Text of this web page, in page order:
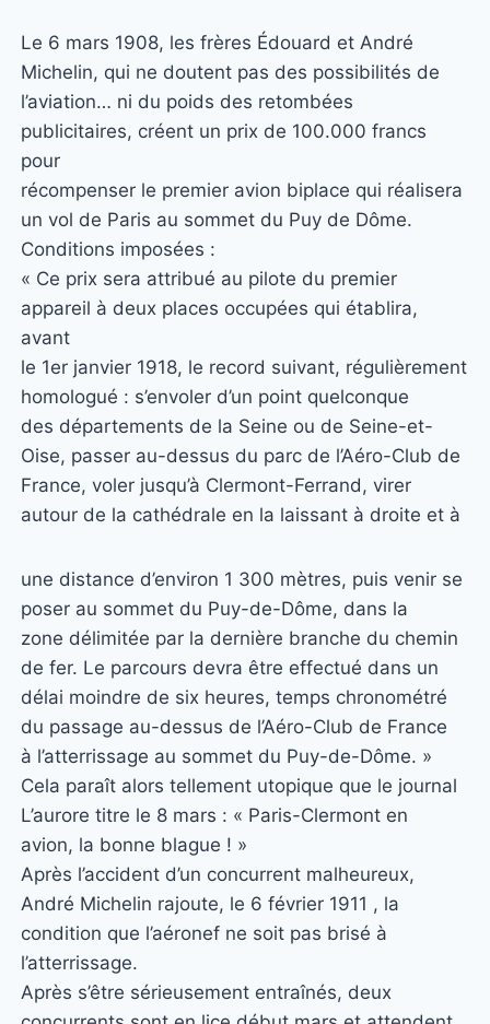
Le 6 mars 1908, les frères Édouard et André
Michelin, qui ne doutent pas des possibilités de
l’aviation… ni du poids des retombées
publicitaires, créent un prix de 100.000 francs
pour
récompenser le premier avion biplace qui réalisera
un vol de Paris au sommet du Puy de Dôme.
Conditions imposées :
« Ce prix sera attribué au pilote du premier
appareil à deux places occupées qui établira,
avant
le 1er janvier 1918, le record suivant, régulièrement
homologué : s’envoler d’un point quelconque
des départements de la Seine ou de Seine-et-
Oise, passer au-dessus du parc de l’Aéro-Club de
France, voler jusqu’à Clermont-Ferrand, virer
autour de la cathédrale en la laissant à droite et à
une distance d’environ 1 300 mètres, puis venir se
poser au sommet du Puy-de-Dôme, dans la
zone délimitée par la dernière branche du chemin
de fer. Le parcours devra être effectué dans un
délai moindre de six heures, temps chronométré
du passage au-dessus de l’Aéro-Club de France
à l’atterrissage au sommet du Puy-de-Dôme. »
Cela paraît alors tellement utopique que le journal
L’aurore titre le 8 mars : « Paris-Clermont en
avion, la bonne blague ! »
Après l’accident d’un concurrent malheureux,
André Michelin rajoute, le 6 février 1911 , la
condition que l’aéronef ne soit pas brisé à
l’atterrissage.
Après s’être sérieusement entraînés, deux